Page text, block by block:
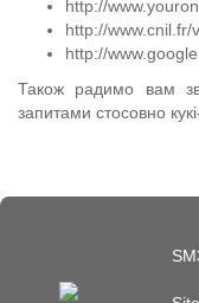
http://
http://
http://
Також радимо вам
запитами стосовно